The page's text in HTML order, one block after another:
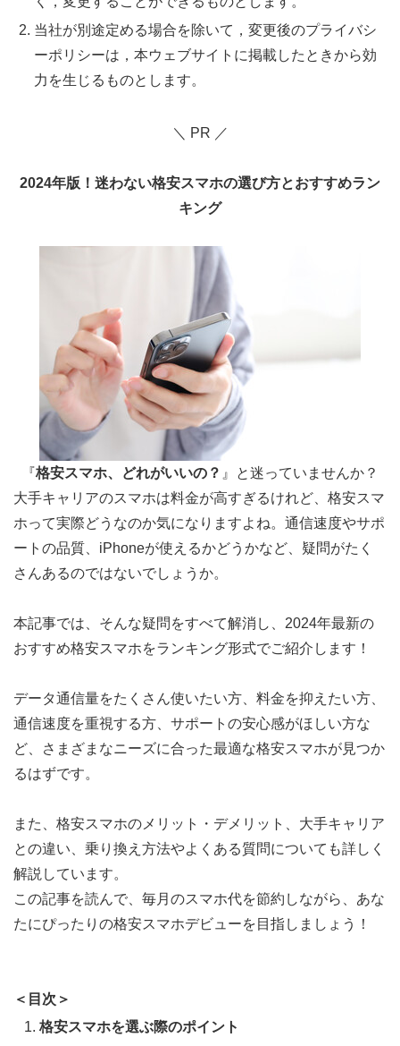
当社が別途定める場合を除いて，変更後のプライバシ
ーポリシーは，本ウェブサイトに掲載したときから効
力を生じるものとします。
＼ PR ／
2024年版！迷わない格安スマホの選び方とおすすめラン
キング
『格安スマホ、どれがいいの？ 』と迷っていませんか？
大手キャリアのスマホは料金が高すぎるけれど、格安スマ
ホって実際どうなのか気になりますよね。通信速度やサポ
ートの品質、iPhoneが使えるかどうかなど、疑問がたく
さんあるのではないでしょうか。
本記事では、そんな疑問をすべて解消し、2024年最新の
おすすめ格安スマホをランキング形式でご紹介します！
データ通信量をたくさん使いたい方、料金を抑えたい方、
通信速度を重視する方、サポートの安心感がほしい方な
ど、さまざまなニーズに合った最適な格安スマホが見つか
るはずです。
また、格安スマホのメリット・デメリット、大手キャリア
との違い、乗り換え方法やよくある質問についても詳しく
解説しています。
この記事を読んで、毎月のスマホ代を節約しながら、あな
たにぴったりの格安スマホデビューを目指しましょう！
＜目次＞
格安スマホを選ぶ際のポイント